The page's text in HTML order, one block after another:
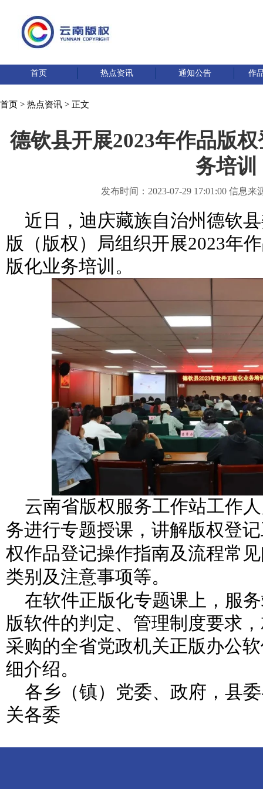
首页 热点资讯 通知公告 作
首页 > 热点资讯 > 正文
德钦县开展2023年作品版
务培训
发布时间：2023-07-29 17:01:00 信息
近日，迪庆藏族自治州德钦
版（版权）局组织开展2023年
版化业务培训。
云南省版权服务工作站工作
务进行专题授课，讲解版权登
权作品登记操作指南及流程常
类别及注意事项等。
在软件正版化专题课上，服
版软件的判定、管理制度要求
采购的全省党政机关正版办公
细介绍。
各乡（镇）党委、政府，县
关各委